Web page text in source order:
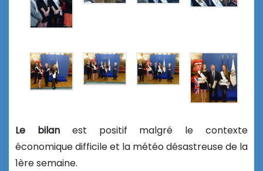
Le bilanest positif malgré le contexte
économique difficile et la météo désastreuse de la
1ère semaine.